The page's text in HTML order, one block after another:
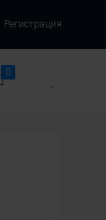
Регистрация
0